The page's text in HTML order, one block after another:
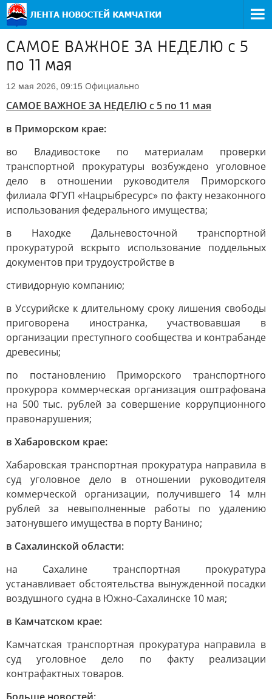
САМОЕ ВАЖНОЕ ЗА НЕДЕЛЮ с 5
по 11 мая
12 мая 2026, 09:15 Официально
САМОЕ ВАЖНОЕ ЗА НЕДЕЛЮ с 5 по 11 мая
в Приморском крае:
во Владивостоке по материалам проверки
транспортной прокуратуры возбуждено уголовное
дело в отношении руководителя Приморского
филиала ФГУП «Нацрыбресурс» по факту незаконного
использования федерального имущества;
в Находке Дальневосточной транспортной
прокуратурой вскрыто использование поддельных
документов при трудоустройстве в
стивидорную компанию;
в Уссурийске к длительному сроку лишения свободы
приговорена иностранка, участвовавшая в
организации преступного сообщества и контрабанде
древесины;
по постановлению Приморского транспортного
прокурора коммерческая организация оштрафована
на 500 тыс. рублей за совершение коррупционного
правонарушения;
в Хабаровском крае:
Хабаровская транспортная прокуратура направила в
суд уголовное дело в отношении руководителя
коммерческой организации, получившего 14 млн
рублей за невыполненные работы по удалению
затонувшего имущества в порту Ванино;
в Сахалинской области:
на Сахалине транспортная прокуратура
устанавливает обстоятельства вынужденной посадки
воздушного судна в Южно-Сахалинске 10 мая;
в Камчатском крае:
Камчатская транспортная прокуратура направила в
суд уголовное дело по факту реализации
контрафактных товаров.